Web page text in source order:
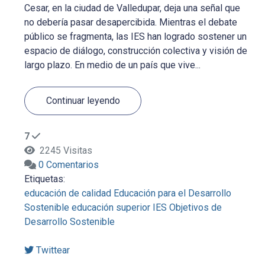
Cesar, en la ciudad de Valledupar, deja una señal que
no debería pasar desapercibida. Mientras el debate
público se fragmenta, las IES han logrado sostener un
espacio de diálogo, construcción colectiva y visión de
largo plazo. En medio de un país que vive...
Continuar leyendo
7
2245 Visitas
0 Comentarios
Etiquetas:
educación de calidad Educación para el Desarrollo
Sostenible educación superior IES Objetivos de
Desarrollo Sostenible
Twittear